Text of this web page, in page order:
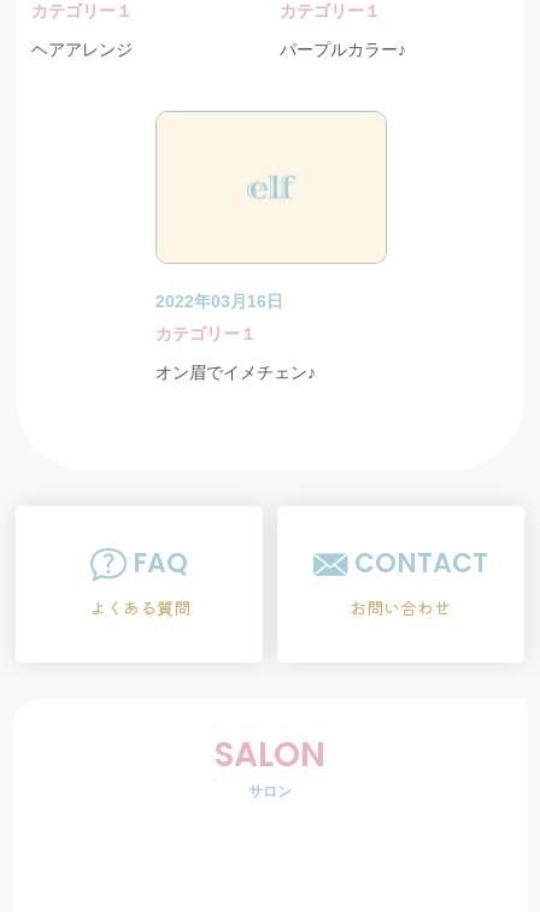
カテゴリー１
ヘアアレンジ
カテゴリー１
パープルカラー♪
2022年03月16日
カテゴリー１
オン眉でイメチェン♪
FAQ
よくある質問
CONTACT
お問い合わせ
SALON
サロン